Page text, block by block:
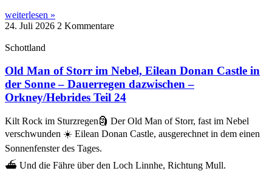
weiterlesen »
24. Juli 2026 2 Kommentare
Schottland
Old Man of Storr im Nebel, Eilean Donan Castle in
der Sonne – Dauerregen dazwischen –
Orkney/Hebrides Teil 24
Kilt Rock im Sturzregen🗿 Der Old Man of Storr, fast im Nebel
verschwunden ☀️ Eilean Donan Castle, ausgerechnet in dem einen
Sonnenfenster des Tages.
⛴️ Und die Fähre über den Loch Linnhe, Richtung Mull.